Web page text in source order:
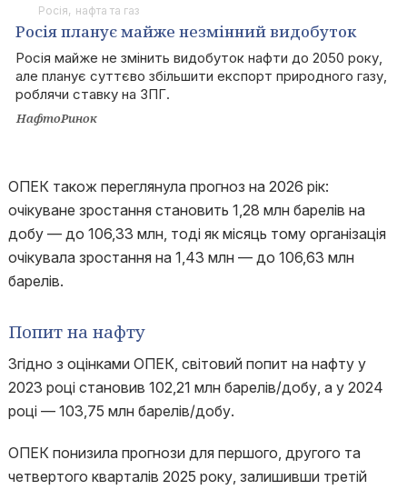
Росія
нафта та газ
Росія планує майже незмінний видобуток
нафти до 2050 року, але суттєво нарощує
експорт газу
Росія майже не змінить видобуток нафти до 2050 року,
але планує суттєво збільшити експорт природного газу,
роблячи ставку на ЗПГ.
НафтоРинок
ОПЕК також переглянула прогноз на 2026 рік:
очікуване зростання становить 1,28 млн барелів на
добу — до 106,33 млн, тоді як місяць тому організація
очікувала зростання на 1,43 млн — до 106,63 млн
барелів.
Попит на нафту
Згідно з оцінками ОПЕК, світовий попит на нафту у
2023 році становив 102,21 млн барелів/добу, а у 2024
році — 103,75 млн барелів/добу.
ОПЕК понизила прогнози для першого, другого та
четвертого кварталів 2025 року, залишивши третій